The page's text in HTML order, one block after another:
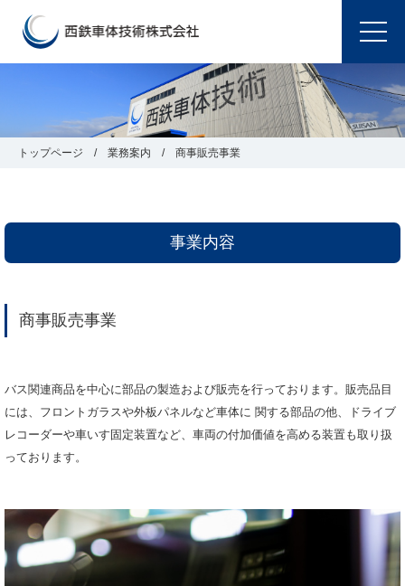
トップページ 業務案内 商事販売事業
事業内容
商事販売事業
バス関連商品を中心に部品の製造および販売を行っております。販売品目
には、フロントガラスや外板パネルなど車体に 関する部品の他、ドライブ
レコーダーや車いす固定装置など、車両の付加価値を高める装置も取り扱
っております。